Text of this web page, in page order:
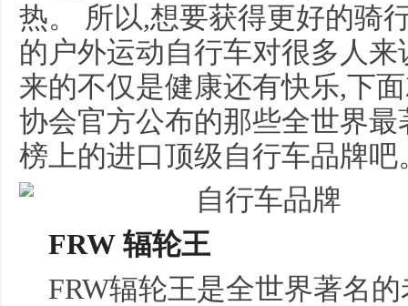
热。 所以,想要获得更好的骑
的户外运动自行车对很多人
来的不仅是健康还有快乐,下
协会官方公布的那些全世界
榜上的进口顶级自行车品牌
FRW 辐轮王
FRW辐轮王是全世界著名